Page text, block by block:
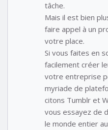
tâche.
Mais il est bien
faire appel à un
votre place.
Si vous faites en
facilement créer
votre entreprise
myriade de
citons Tumblr et
vous essayez de
le monde entier